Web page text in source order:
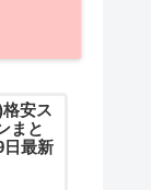
安ス
まと
日最新